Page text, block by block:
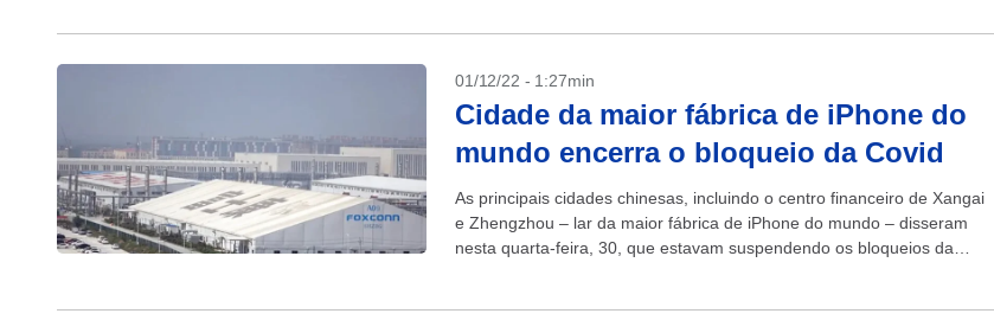
01/12/22 - 1:27min
Cidade da maior fábrica de iPhone do
mundo encerra o bloqueio da Covid
As principais cidades chinesas, incluindo o centro financeiro de Xangai
e Zhengzhou – lar da maior fábrica de iPhone do mundo – disseram
nesta quarta-feira, 30, que estavam suspendendo os bloqueios da